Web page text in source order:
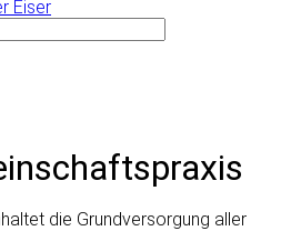
die Grundversorgung aller